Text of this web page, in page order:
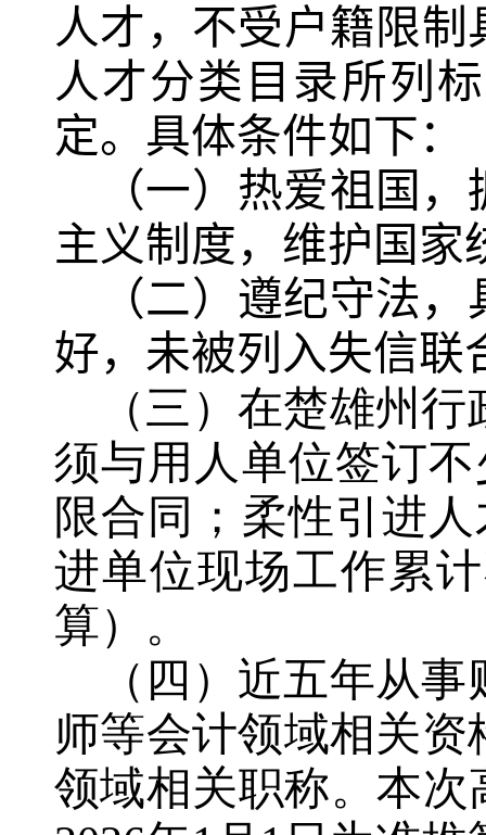
人才，不受户籍限制
人才分类目录所列
定。具体条件如下：
（一）热爱祖国
主义制度，维护国家
（二）遵纪守法
好，未被列入失信联
（三）在楚雄州
须与用人单位签订
限合同；柔性引进
进单位现场工作累
算） 。
（四）近五年从
师等会计领域相关
领域相关职称。本次